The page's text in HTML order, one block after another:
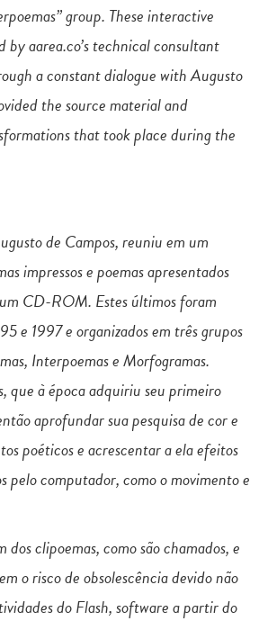
group. These interactive
by aarea.co’s technical consultant
a constant dialogue with Augusto
the source material and
that took place during the
de Campos, reuniu em um
impressos e poemas apresentados
CD-ROM. Estes últimos foram
e 1997 e organizados em três grupos
Interpoemas e Morfogramas.
que à época adquiriu seu primeiro
aprofundar sua pesquisa de cor e
poéticos e acrescentar a ela efeitos
pelo computador, como o movimento e
dos clipoemas, como são chamados, e
o risco de obsolescência devido não
do Flash, software a partir do